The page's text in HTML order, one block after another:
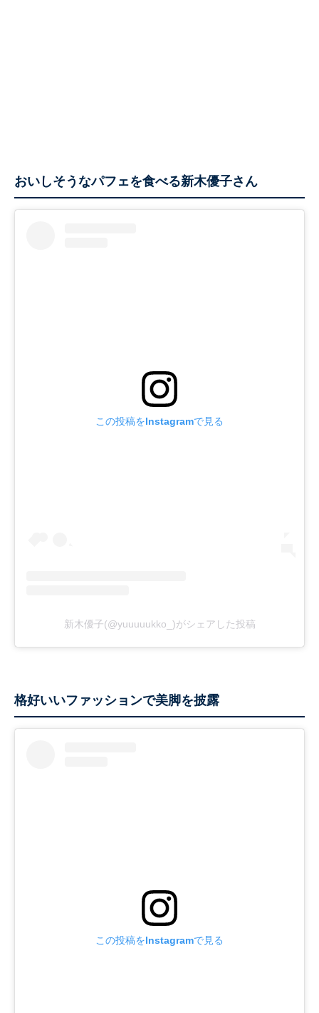
おいしそうなパフェを食べる新木優子さん
この投稿をInstagramで見る
新木優子(@yuuuuukko_)がシェアした投稿
格好いいファッションで美脚を披露
この投稿をInstagramで見る